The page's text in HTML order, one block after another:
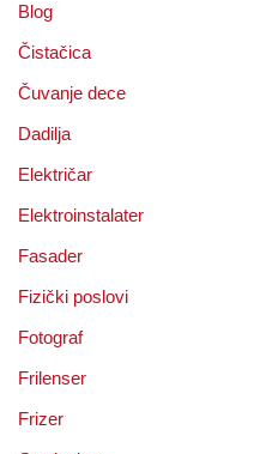
Blog
Čistačica
Čuvanje dece
Dadilja
Električar
Elektroinstalater
Fasader
Fizički poslovi
Fotograf
Frilenser
Frizer